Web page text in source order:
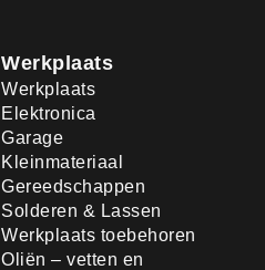
Werkplaats
Werkplaats
Elektronica
Garage
Kleinmateriaal
Gereedschappen
Solderen & Lassen
Werkplaats toebehoren
Oliën – vetten en